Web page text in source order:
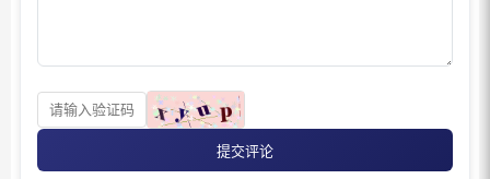
提交评论